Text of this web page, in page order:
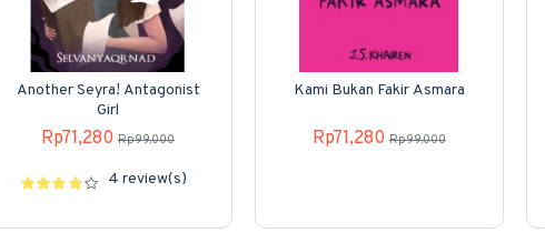
Another Seyra! Antagonist
Girl
Rp71,280 Rp99,000
4 review(s)
Kami Bukan Fakir Asmara
Rp71,280 Rp99,000